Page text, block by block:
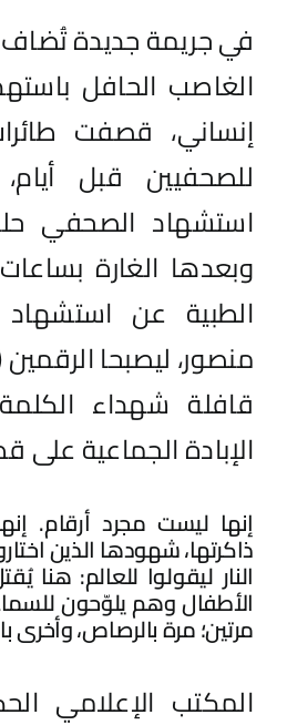
في جريمة جديدة
الغاصب الحافل
إنساني، قصفت
للصحفيين قبل
استشهاد الصحفي
وبعدها الغارة
الطبية عن
قافلة شهداء
الإبادة الجماعية على
إنها ليست مجرد أرقام.
ذاكرتها، شهودها الذين
النار ليقولوا للعالم: هنا
الأطفال وهم يلوّحون
مرتين؛ مرة بالرصاص، وأخرى
المكتب الإعلامي